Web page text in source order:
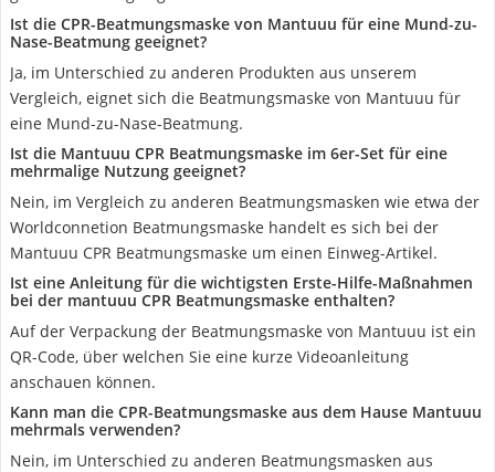
Ist die CPR-Beatmungsmaske von Mantuuu für eine Mund-zu-
Nase-Beatmung geeignet?
Ja, im Unterschied zu anderen Produkten aus unserem
Vergleich, eignet sich die Beatmungsmaske von Mantuuu für
eine Mund-zu-Nase-Beatmung.
Ist die Mantuuu CPR Beatmungsmaske im 6er-Set für eine
mehrmalige Nutzung geeignet?
Nein, im Vergleich zu anderen Beatmungsmasken wie etwa der
Worldconnetion Beatmungsmaske handelt es sich bei der
Mantuuu CPR Beatmungsmaske um einen Einweg-Artikel.
Ist eine Anleitung für die wichtigsten Erste-Hilfe-Maßnahmen
bei der mantuuu CPR Beatmungsmaske enthalten?
Auf der Verpackung der Beatmungsmaske von Mantuuu ist ein
QR-Code, über welchen Sie eine kurze Videoanleitung
anschauen können.
Kann man die CPR-Beatmungsmaske aus dem Hause Mantuuu
mehrmals verwenden?
Nein, im Unterschied zu anderen Beatmungsmasken aus